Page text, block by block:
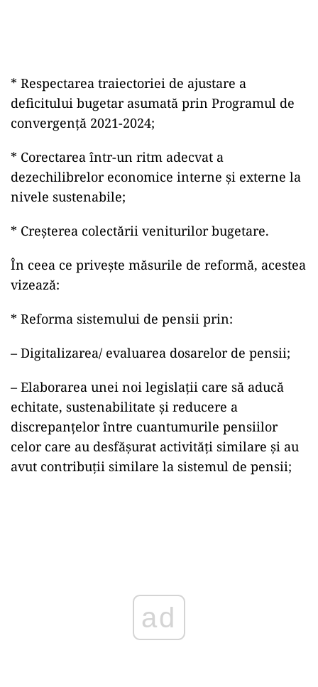
* Respectarea traiectoriei de ajustare a
deficitului bugetar asumată prin Programul de
convergenţă 2021-2024;
* Corectarea într-un ritm adecvat a
dezechilibrelor economice interne şi externe la
nivele sustenabile;
* Creşterea colectării veniturilor bugetare.
În ceea ce priveşte măsurile de reformă, acestea
vizează:
* Reforma sistemului de pensii prin:
– Digitalizarea/ evaluarea dosarelor de pensii;
– Elaborarea unei noi legislaţii care să aducă
echitate, sustenabilitate şi reducere a
discrepanţelor între cuantumurile pensiilor
celor care au desfăşurat activităţi similare şi au
avut contribuţii similare la sistemul de pensii;
ad